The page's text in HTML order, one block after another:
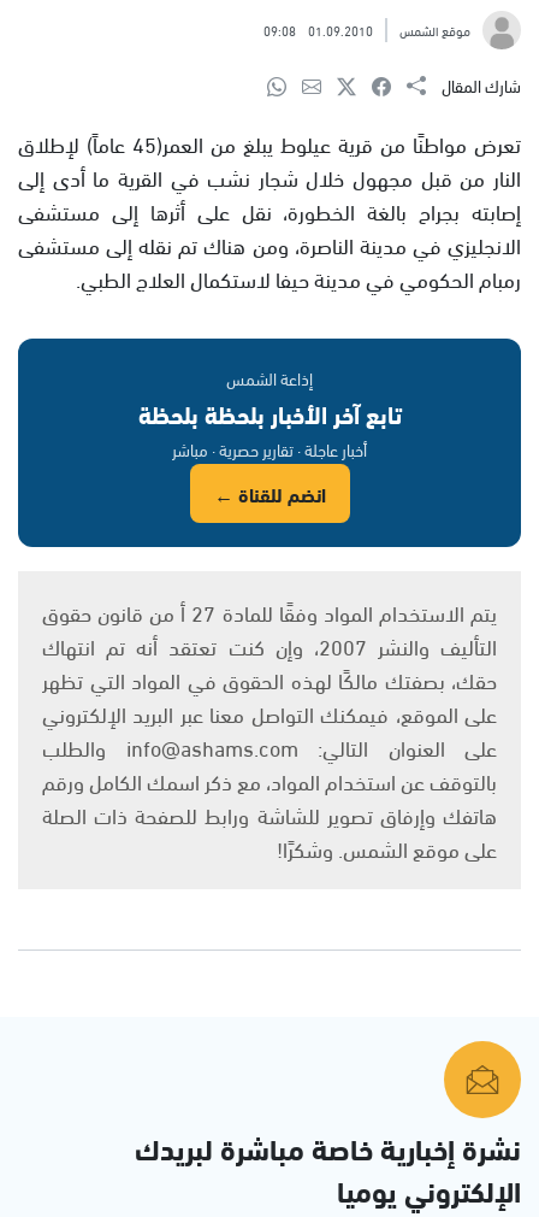
موقع الشمس 01.09.2010
09:08
شارك المقال
تعرض مواطنًا من قرية عيلوط يبلغ من العمر(45 عاماً) لإطلاق
النار من قبل مجهول خلال شجار نشب في القرية ما أدى إلى
إصابته بجراح بالغة الخطورة، نقل على أثرها إلى مستشفى
الانجليزي في مدينة الناصرة، ومن هناك تم نقله إلى مستشفى
رمبام الحكومي في مدينة حيفا لاستكمال العلاج الطبي.
إذاعة الشمس
تابع آخر الأخبار بلحظة بلحظة
أخبار عاجلة · تقارير حصرية · مباشر
انضم للقناة ←
يتم الاستخدام المواد وفقًا للمادة 27 أ من قانون حقوق
التأليف والنشر 2007، وإن كنت تعتقد أنه تم انتهاك
حقك، بصفتك مالكًا لهذه الحقوق في المواد التي تظهر
على الموقع، فيمكنك التواصل معنا عبر البريد الإلكتروني
على العنوان التالي: info@ashams.com والطلب
بالتوقف عن استخدام المواد، مع ذكر اسمك الكامل ورقم
هاتفك وإرفاق تصوير للشاشة ورابط للصفحة ذات الصلة
على موقع الشمس. وشكرًا!
نشرة إخبارية خاصة مباشرة لبريدك
الإلكتروني يوميا